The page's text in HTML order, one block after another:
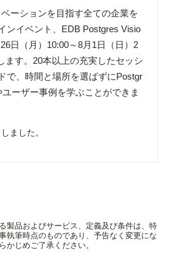
ーションを目指す全ての企業を
ンイベント、EDB Postgres Visio
日（月）10:00～8月1日（日）2
ます。20本以上の充実したセッシ
で、時間と場所を選ばずにPostgr
ーザー事例を学ぶことができま
ました。
製品およびサービス、定義及び条件は、特
執筆時点のものであり、予告なく変更にな
かじめご了承ください。